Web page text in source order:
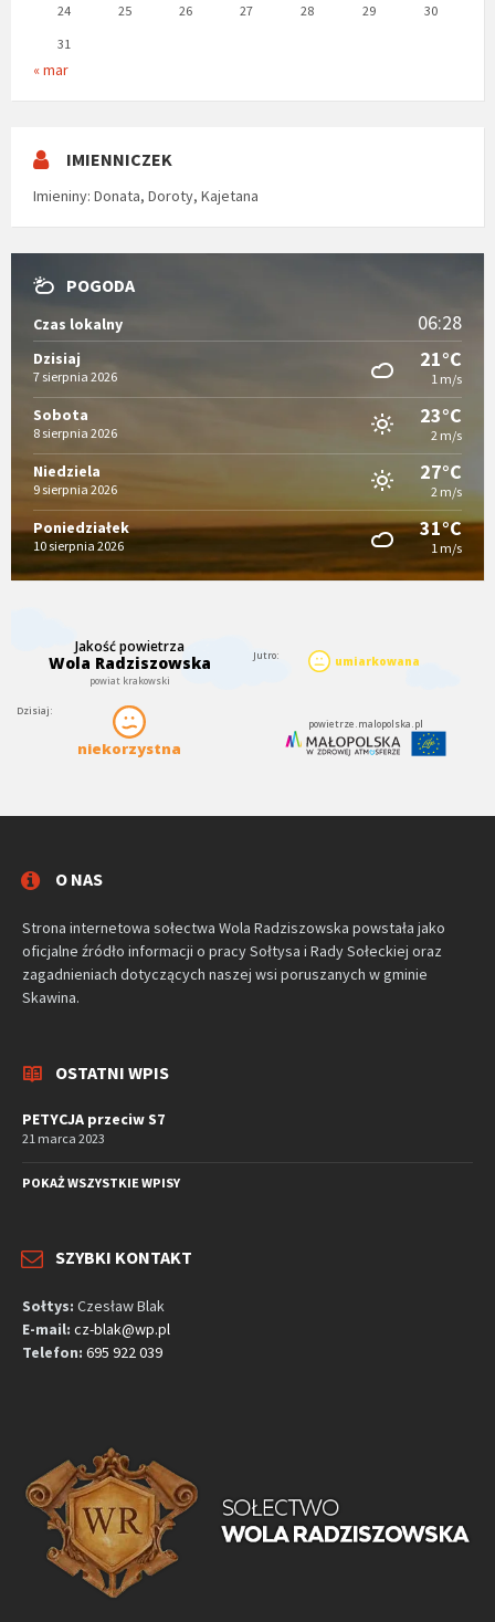
24
25 26 27 28 29
30
31
« mar
IMIENNICZEK
Imieniny: Donata, Doroty, Kajetana
POGODA
Czas lokalny 06:28
Dzisiaj
7 sierpnia 2026
21°C
1 m/s
Sobota
8 sierpnia 2026
23°C
2 m/s
Niedziela
9 sierpnia 2026
27°C
2 m/s
Poniedziałek
10 sierpnia 2026
31°C
1 m/s
O NAS
Strona internetowa sołectwa Wola Radziszowska powstała jako
oficjalne źródło informacji o pracy Sołtysa i Rady Sołeckiej oraz
zagadnieniach dotyczących naszej wsi poruszanych w gminie
Skawina.
OSTATNI WPIS
PETYCJA przeciw S7
21 marca 2023
POKAŻ WSZYSTKIE WPISY
SZYBKI KONTAKT
Sołtys: Czesław Blak
E-mail: cz-blak@wp.pl
Telefon: 695 922 039